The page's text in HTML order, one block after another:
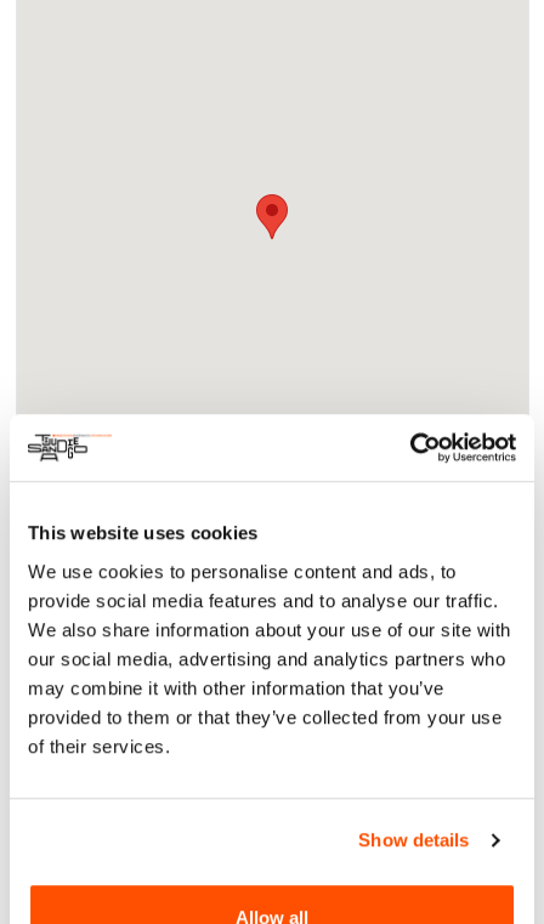
This website uses cookies
We use cookies to personalise content and ads, to
provide social media features and to analyse our traffic.
We also share information about your use of our site with
our social media, advertising and analytics partners who
may combine it with other information that you’ve
provided to them or that they’ve collected from your use
of their services.
Show details
Allow all
Acerca
Arte y Cultura
Con el objetivo de fomentar la conciencia ambiental y el
trabajo investigador de estudiantes en el área ambiental de
Baja California, Tijuana Verde de Tijuana Innovadora a través
de su comité organizador convocan a las escuelas a
presentar proyectos ambientales mediante una exposición.
Para Mas Informacion y para participar en la convocatoria: